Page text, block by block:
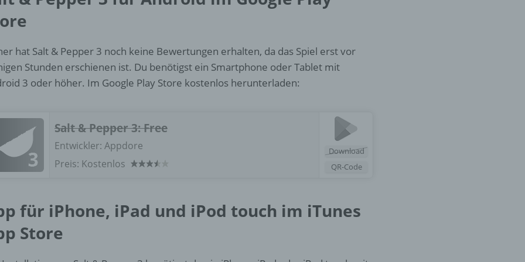
hat Salt & Pepper 3 noch keine Bewertungen erhalten, da das Spiel erst vor
Stunden erschienen ist. Du benötigst ein Smartphone oder Tablet mit
3 oder höher. Im Google Play Store kostenlos herunterladen:
Download
QR-Code
Salt & Pepper 3: Free
Entwickler: Appdore
Preis: Kostenlos
für iPhone, iPad und iPod touch im iTunes
Store
einzuschränken.
Profiling ist jede Art der automatisierten Verarbeitung
personenbezogener Daten, die darin besteht, dass diese
personenbezogenen Daten verwendet werden, um bestimmte
persönliche Aspekte, die sich auf eine natürliche Person beziehen,
zu bewerten, insbesondere, um Aspekte bezüglich Arbeitsleistung,
natürlichen Person zu analysieren oder vorherzusagen.
f) Pseudonymisierung